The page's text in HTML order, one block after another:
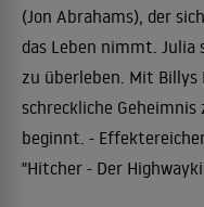
(Jon Abrahams), der
das Leben nimmt. Julia
zu überleben. Mit Billys
schreckliche
beginnt. -
"Hitcher - Der